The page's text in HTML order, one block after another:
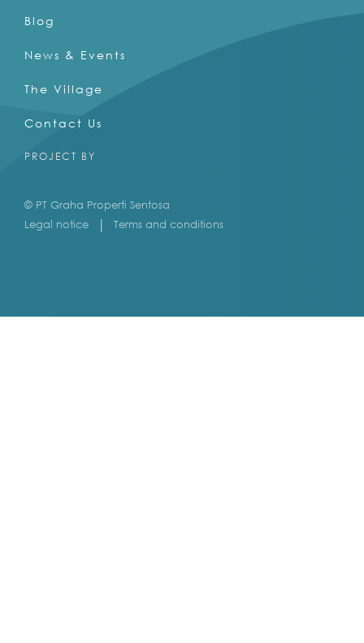
Blog
News & Events
The Village
Contact Us
PROJECT BY
© PT Graha Properti Sentosa
Legal notice
Terms and conditions